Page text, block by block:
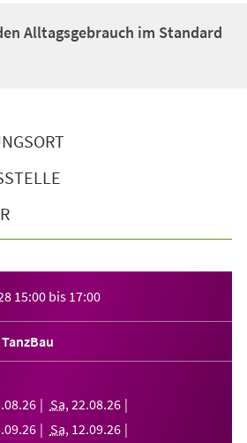
Alltagsgebrauch im Standard
15:00 bis 17:00
.08.26 Sa, 22.08.26
.09.26 Sa, 12.09.26